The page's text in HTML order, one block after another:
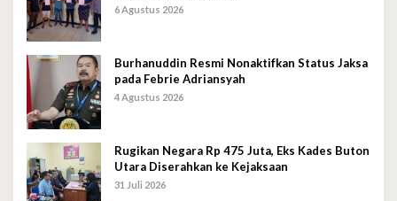
6 Agustus 2026
Burhanuddin Resmi Nonaktifkan Status Jaksa
pada Febrie Adriansyah
4 Agustus 2026
Rugikan Negara Rp 475 Juta, Eks Kades Buton
Utara Diserahkan ke Kejaksaan
31 Juli 2026